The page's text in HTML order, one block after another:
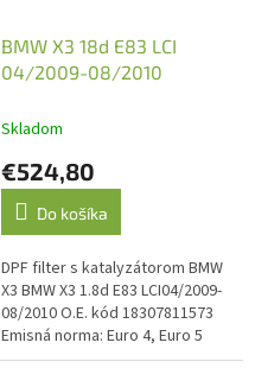
BMW X3 18d E83 LCI
04/2009-08/2010
Skladom
€524,80
Do košíka
DPF filter s katalyzátorom BMW
X3 BMW X3 1.8d E83 LCI04/2009-
08/2010 O.E. kód 18307811573
Emisná norma: Euro 4, Euro 5